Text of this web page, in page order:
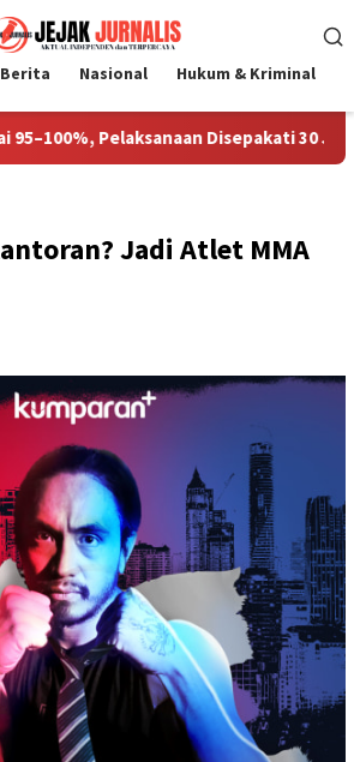
Berita Nasional Hukum & Kriminal
Disepakati 30 Juli 2026
Jadi Atlet MMA